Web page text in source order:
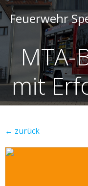
Feuerwehr
MTA-
mit
← zurück